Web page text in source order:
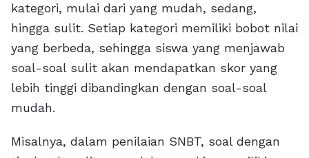
kategori, mulai dari yang mudah, sedang,
hingga sulit. Setiap kategori memiliki bobot nilai
yang berbeda, sehingga siswa yang menjawab
soal-soal sulit akan mendapatkan skor yang
lebih tinggi dibandingkan dengan soal-soal
mudah.
Misalnya, dalam penilaian SNBT, soal dengan